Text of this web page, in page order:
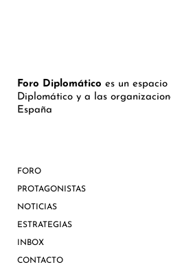
Foro Diplomático es un
Diplomático y a las
España
FORO
PROTAGONISTAS
NOTICIAS
ESTRATEGIAS
INBOX
CONTACTO